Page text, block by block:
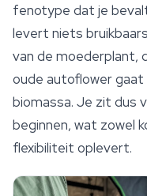
fenotype dat je
levert niets
van de moederplant,
oude autoflower gaat
biomassa. Je zit dus
beginnen, wat zowel
flexibiliteit oplevert.